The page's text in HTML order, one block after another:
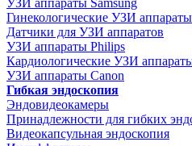
УЗИ аппараты Samsung
Гинекологические УЗИ аппараты
Датчики для УЗИ аппаратов
УЗИ аппараты Philips
Кардиологические УЗИ
УЗИ аппараты Canon
Гибкая эндоскопия
Эндовидеокамеры
Принадлежности для гибких
Видеокапсульная эндоскопия